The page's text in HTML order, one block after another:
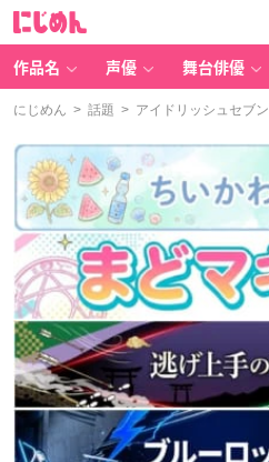
作品名 声優 舞台俳優
にじめん > 話題 > アイドリッシュセブン